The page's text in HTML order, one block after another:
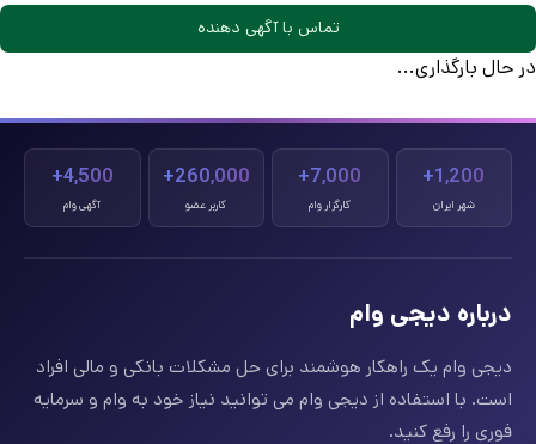
تماس با آگهی دهنده
در حال بارگذاری...
1,200+
شهر ایران
7,000+
کارگزار وام
260,000+
کاربر عضو
4,500+
آگهی وام
درباره دیجی وام
دیجی وام یک راهکار هوشمند برای حل مشکلات بانکی و مالی افراد
است. با استفاده از دیجی وام می توانید نیاز خود به وام و سرمایه
فوری را رفع کنید.